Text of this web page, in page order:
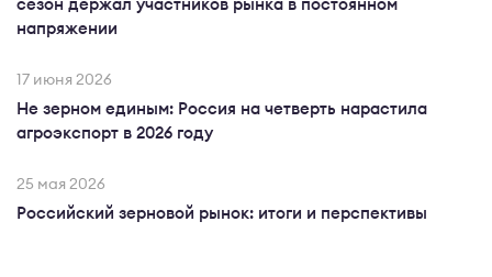
сезон держал участников рынка в постоянном
напряжении
17 июня 2026
Не зерном единым: Россия на четверть нарастила
агроэкспорт в 2026 году
25 мая 2026
Российский зерновой рынок: итоги и перспективы